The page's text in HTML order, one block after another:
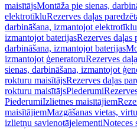
maisītājsMontāža pie sienas,
elektrotīkluRezerves daļas
darbināšana, izmantojot elektrotīklu
izmantojot baterijasRezerves daļas
darbināšana, izmantojot baterijas
izmantojot ģeneratoruRezerves
sienas, darbināšana, izmantojot
rokturu maisītājsRezerves daļas
rokturu maisītājsPiederumi
PiederumiIzlietnes maisītājiem
maisītājiemMazgāšanas vietas,
izlietņu savienotājelementiNoteces